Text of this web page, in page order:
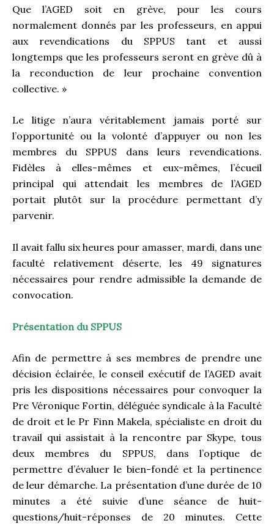
Que l’AGED soit en grève, pour les cours
normalement donnés par les professeurs, en appui
aux revendications du SPPUS tant et aussi
longtemps que les professeurs seront en grève dû à
la reconduction de leur prochaine convention
collective. »
Le litige n’aura véritablement jamais porté sur
l’opportunité ou la volonté d’appuyer ou non les
membres du SPPUS dans leurs revendications.
Fidèles à elles-mêmes et eux-mêmes, l’écueil
principal qui attendait les membres de l’AGED
portait plutôt sur la procédure permettant d’y
parvenir.
Il avait fallu six heures pour amasser, mardi, dans une
faculté relativement déserte, les 49 signatures
nécessaires pour rendre admissible la demande de
convocation.
Présentation du SPPUS
Afin de permettre à ses membres de prendre une
décision éclairée, le conseil exécutif de l’AGED avait
pris les dispositions nécessaires pour convoquer la
Pre Véronique Fortin, déléguée syndicale à la Faculté
de droit et le Pr Finn Makela, spécialiste en droit du
travail qui assistait à la rencontre par Skype, tous
deux membres du SPPUS, dans l’optique de
permettre d’évaluer le bien-fondé et la pertinence
de leur démarche. La présentation d’une durée de 10
minutes a été suivie d’une séance de huit-
questions/huit-réponses de 20 minutes. Cette